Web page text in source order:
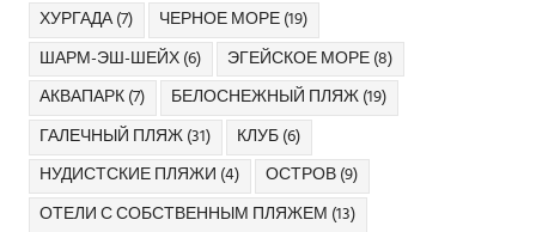
ХУРГАДА(7) ЧЕРНОЕ МОРЕ(19)
ШАРМ-ЭШ-ШЕЙХ(6) ЭГЕЙСКОЕ МОРЕ(8)
АКВАПАРК(7) БЕЛОСНЕЖНЫЙ ПЛЯЖ(19)
ГАЛЕЧНЫЙ ПЛЯЖ(31) КЛУБ(6)
НУДИСТСКИЕ ПЛЯЖИ (4) ОСТРОВ(9)
ОТЕЛИ С СОБСТВЕННЫМ ПЛЯЖЕМ (13)